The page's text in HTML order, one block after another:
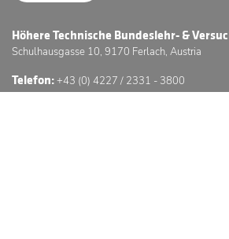
Höhere Technische Bundeslehr- &
Schulhausgasse 10, 9170 Ferlach, Austria
Telefon:+43 (0) 4227 / 2331 - 3800
E-Mail: